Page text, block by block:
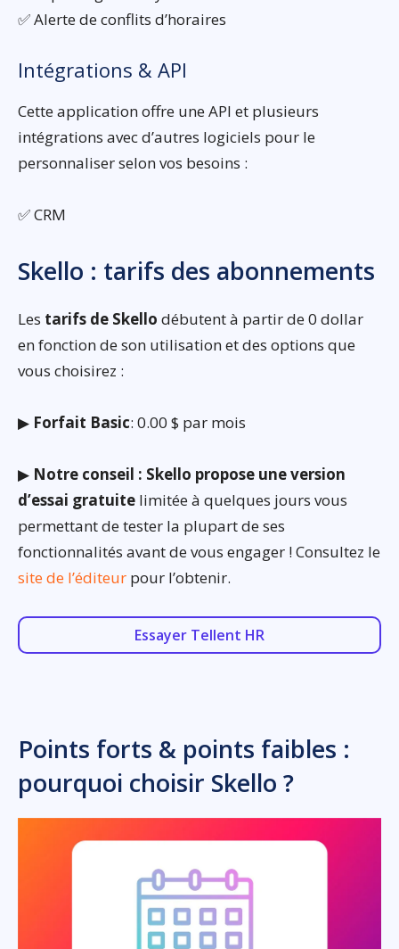
✅ Alerte de conflits d’horaires
Intégrations & API
Cette application offre une API et plusieurs
intégrations avec d’autres logiciels pour le
personnaliser selon vos besoins :
✅ CRM
Skello : tarifs des abonnements
Les tarifs de Skello débutent à partir de 0 dollar
en fonction de son utilisation et des options que
vous choisirez :
▶ Forfait Basic: 0.00 $ par mois
▶ Notre conseil : Skello propose une version
d’essai gratuite limitée à quelques jours vous
permettant de tester la plupart de ses
fonctionnalités avant de vous engager ! Consultez le
site de l’éditeur pour l’obtenir.
Essayer Tellent HR
Points forts & points faibles :
pourquoi choisir Skello ?